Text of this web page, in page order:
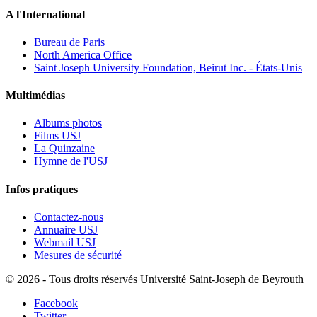
A l'International
Bureau de Paris
North America Office
Saint Joseph University Foundation, Beirut Inc. - États-Unis
Multimédias
Albums photos
Films USJ
La Quinzaine
Hymne de l'USJ
Infos pratiques
Contactez-nous
Annuaire USJ
Webmail USJ
Mesures de sécurité
© 2026 - Tous droits réservés Université Saint-Joseph de Beyrouth
Facebook